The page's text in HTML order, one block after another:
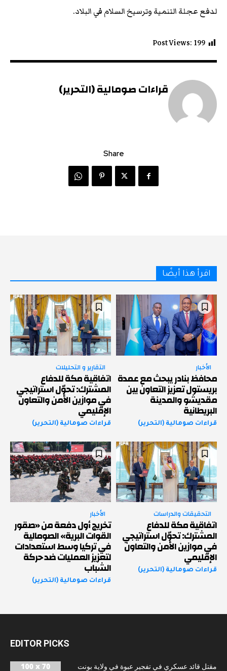
لدفع عجلة التنمية وترسيخ السلام في البلاد.
Post Views: 199
قراءات صومالية (التحرير)
Share
اقرأ هذا أيضًا
الأخبار
محافظ بنادر يبحث مع عمدة
بريستول تعزيز التعاون بين
مقديشو والمدينة
البريطانية
قراءات صومالية (التحرير)
التقارير و التحليلات
اتفاقية مكة للدفاع
المشترك: تحوّل استراتيجي
في موازين الأمن والتعاون
الإقليمي
قراءات صومالية (التحرير)
التحقيقات والدراسات
اتفاقية مكة للدفاع
المشترك: تحوّل استراتيجي
في موازين الأمن والتعاون
الإقليمي
قراءات صومالية (التحرير)
الأخبار
تخريج أول دفعة من «صقور
القوات البرية» الصومالية
في تركيا وسط استعدادات
لتعزيز العمليات ضد حركة
الشباب
قراءات صومالية (التحرير)
EDITOR PICKS
مقتل قائد عسكري في تفجير عبوة في ولاية بونت